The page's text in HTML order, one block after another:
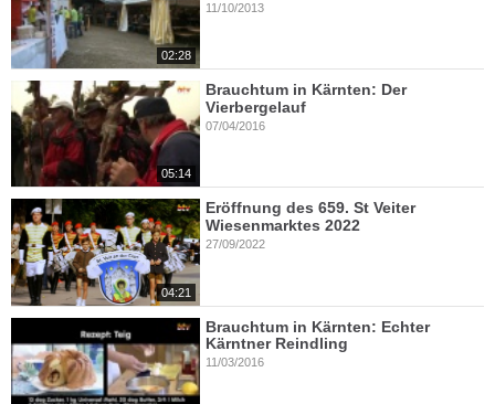
02:28
11/10/2013
05:14
Brauchtum in Kärnten: Der
Vierbergelauf
07/04/2016
04:21
Eröffnung des 659. St Veiter
Wiesenmarktes 2022
27/09/2022
Brauchtum in Kärnten: Echter
Kärntner Reindling
11/03/2016